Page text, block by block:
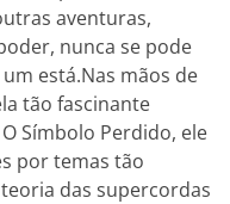
aventuras,
nunca se pode
está.Nas mãos de
tão fascinante
Símbolo Perdido, ele
por temas tão
das supercordas